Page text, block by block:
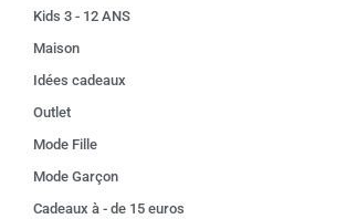
Kids 3 - 12 ANS
Maison
Idées cadeaux
Outlet
Mode Fille
Mode Garçon
Cadeaux à - de 15 euros